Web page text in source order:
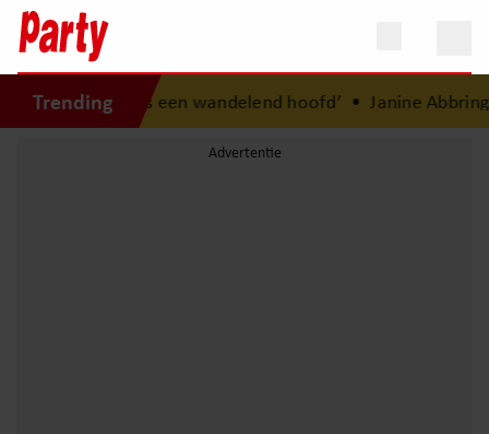
Trending‘Ik was een wandelend hoofd’•Janine Abbring